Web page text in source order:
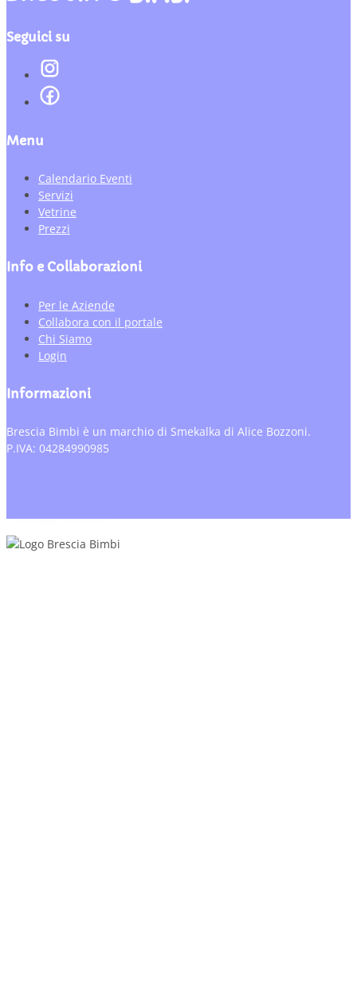
Seguici su
Menu
Calendario Eventi
Servizi
Vetrine
Prezzi
Info e Collaborazioni
Per le Aziende
Collabora con il portale
Chi Siamo
Login
Informazioni
Brescia Bimbi è un marchio di Smekalka di Alice Bozzoni.
P.IVA: 04284990985